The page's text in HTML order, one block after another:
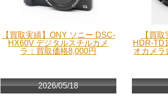
【買取実績】ONY ソニー DSC-
HX60V デジタルスチルカメ
ラ：買取価格8,000円
【買
HDR-
オカメラ
2026/05/18